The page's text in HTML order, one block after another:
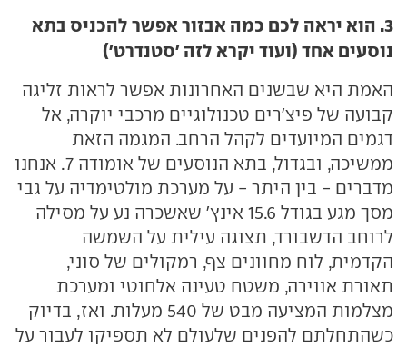
3. הוא יראה לכם כמה אבזור אפשר להכניס בתא
נוסעים אחד (ועוד יקרא לזה 'סטנדרט')
האמת היא שבשנים האחרונות אפשר לראות זליגה
קבועה של פיצ'רים טכנולוגיים מרכבי יוקרה, אל
דגמים המיועדים לקהל הרחב. המגמה הזאת
ממשיכה, ובגדול, בתא הנוסעים של אומודה 7. אנחנו
מדברים - בין היתר - על מערכת מולטימדיה על גבי
מסך מגע בגודל 15.6 אינץ' שאשכרה נע על מסילה
לרוחב הדשבורד, תצוגה עילית על השמשה
הקדמית, לוח מחוונים צף, רמקולים של סוני,
תאורת אווירה, משטח טעינה אלחוטי ומערכת
מצלמות המציעה מבט של 540 מעלות. ואז, בדיוק
כשהתחלתם להפנים שלעולם לא תספיקו לעבור על